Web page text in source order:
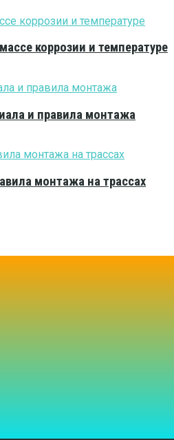
коррозии и температуре
и правила монтажа
монтажа на трассах